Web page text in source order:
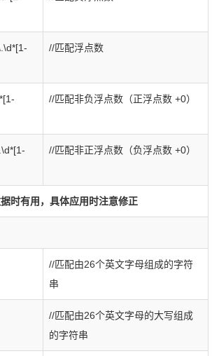
//匹配浮点数
//匹配非负浮点数（正浮点数 +0）
//匹配非正浮点数（负浮点数 +0）
时有用，具体应用时注意修正
//匹配由26个英文字母组成的字符
串
//匹配由26个英文字母的大写组成
的字符串